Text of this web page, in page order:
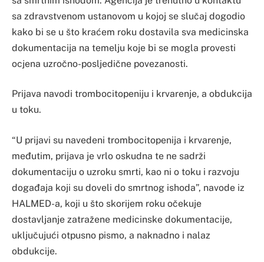
sa zdravstvenom ustanovom u kojoj se slučaj dogodio
kako bi se u što kraćem roku dostavila sva medicinska
dokumentacija na temelju koje bi se mogla provesti
ocjena uzročno-posljedične povezanosti.
Prijava navodi trombocitopeniju i krvarenje, a obdukcija
u toku.
“U prijavi su navedeni trombocitopenija i krvarenje,
međutim, prijava je vrlo oskudna te ne sadrži
dokumentaciju o uzroku smrti, kao ni o toku i razvoju
događaja koji su doveli do smrtnog ishoda”, navode iz
HALMED-a, koji u što skorijem roku očekuje
dostavljanje zatražene medicinske dokumentacije,
uključujući otpusno pismo, a naknadno i nalaz
obdukcije.